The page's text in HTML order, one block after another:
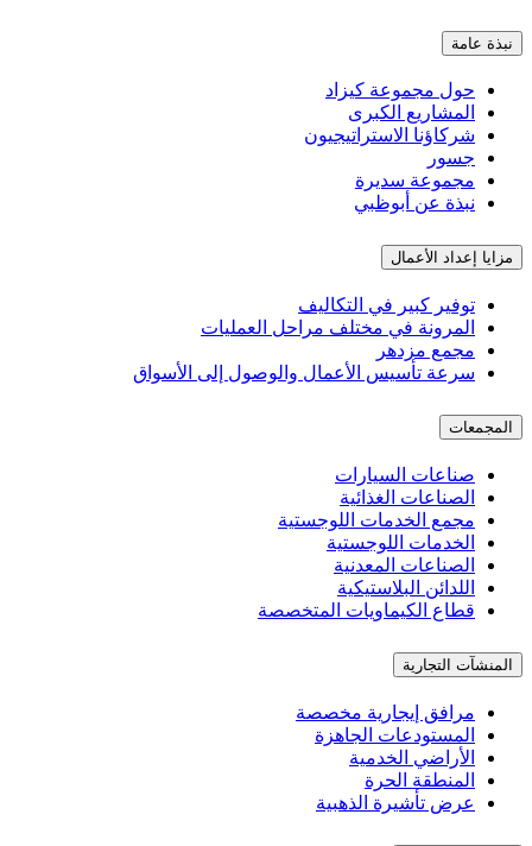
نبذة عامة
حول مجموعة كيزاد
المشاريع الكبرى
شركاؤنا الاستراتيجيون
جسور
مجموعة سديرة
نبذة عن أبوظبي
مزايا إعداد الأعمال
توفير كبير في التكاليف
المرونة في مختلف مراحل العمليات
مجمع مزدهر
سرعة تأسيس الأعمال والوصول إلى الأسواق
المجمعات
صناعات السيارات
الصناعات الغذائية
مجمع الخدمات اللوجستية
الخدمات اللوجستية
الصناعات المعدنية
اللدائن البلاستيكية
قطاع الكيماويات المتخصصة
المنشآت التجارية
مرافق إيجارية مخصصة
المستودعات الجاهزة
الأراضي الخدمية
المنطقة الحرة
عرض تأشيرة الذهبية